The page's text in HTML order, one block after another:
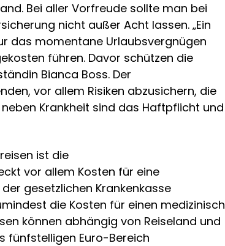
Bei aller Vorfreude sollte man bei
nicht außer Acht lassen. „Ein
das momentane Urlaubsvergnügen
führen. Davor schützen die
Bianca Boss. Der
vor allem Risiken abzusichern, die
Krankheit sind das Haftpflicht und
ist die
vor allem Kosten für eine
gesetzlichen Krankenkasse
die Kosten für einen medizinisch
können abhängig von Reiseland und
fünfstelligen Euro-Bereich